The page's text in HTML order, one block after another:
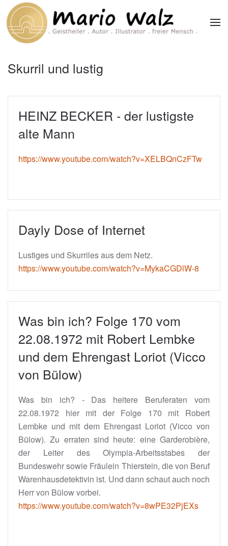
Zum Hauptinhalt springen
Skurril und lustig
HEINZ BECKER - der lustigste
alte Mann
https://www.youtube.com/watch?v=XELBQnCzFTw
Dayly Dose of Internet
Lustiges und Skurriles aus dem Netz.
https://www.youtube.com/watch?v=MykaCGDlW-8
Was bin ich? Folge 170 vom
22.08.1972 mit Robert Lembke
und dem Ehrengast Loriot (Vicco
von Bülow)
Was bin ich? - Das heitere Beruferaten vom
22.08.1972 hier mit der Folge 170 mit Robert
Lembke und mit dem Ehrengast Loriot (Vicco von
Bülow). Zu erraten sind heute: eine Garderobière,
der Leiter des Olympia-Arbeitsstabes der
Bundeswehr sowie Fräulein Thierstein, die von Beruf
Warenhausdetektivin ist. Und dann schaut auch noch
Herr von Bülow vorbei.
https://www.youtube.com/watch?v=8wPE32PjEXs